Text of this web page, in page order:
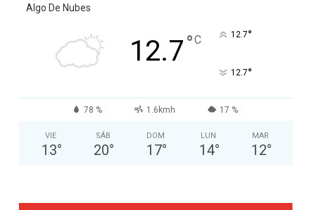
Algo De Nubes
12.7°C 12.7°
12.7°
78 % 1.6kmh 17 %
VIE
13°
SÁB
20°
DOM
17°
LUN
14°
MAR
12°